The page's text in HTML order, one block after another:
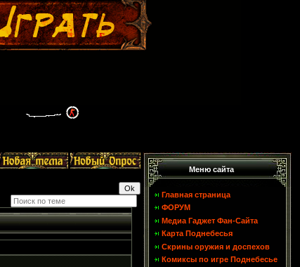
Меню сайта
Главная страница
ФОРУМ
Медиа Гаджет Фан-Сайта
Карта Поднебесья
Скрины оружия и доспехов
Комиксы по игре Поднебесье